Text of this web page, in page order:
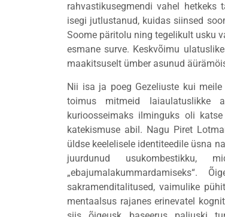
rahvastikusegmendi vahel
isegi jutlustanud, kuidas siinsed
Soome päritolu ning tegelikult usku
esmane surve. Keskvõimu
maakitsuselt ümber asunud
Nii isa ja poeg Gezeliuste kui
toimus mitmeid laiaulatuslikke
kurioosseimaks ilminguks oli
katekismuse abil. Nagu Piret
üldse keelelisele identiteedile üsna
juurdunud usukombestikku,
„ebajumalakummardamiseks“.
sakramenditalitused, vaimulike
mentaalsus rajanes erinevatel